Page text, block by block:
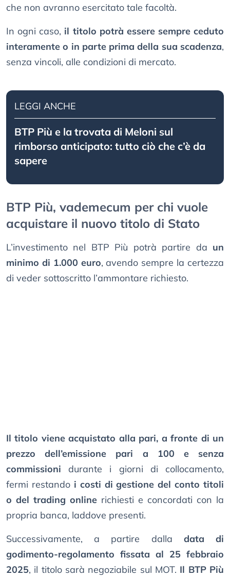
che non avranno esercitato tale facoltà.
In ogni caso, il titolo potrà essere sempre ceduto
interamente o in parte prima della sua scadenza,
senza vincoli, alle condizioni di mercato.
LEGGI ANCHE
BTP Più e la trovata di Meloni sul
rimborso anticipato: tutto ciò che c’è da
sapere
BTP Più, vademecum per chi vuole
acquistare il nuovo titolo di Stato
L’investimento nel BTP Più potrà partire da un
minimo di 1.000 euro, avendo sempre la certezza
di veder sottoscritto l’ammontare richiesto.
Il titolo viene acquistato alla pari, a fronte di un
prezzo dell’emissione pari a 100 e senza
commissioni durante i giorni di collocamento,
fermi restando i costi di gestione del conto titoli
o del trading online richiesti e concordati con la
propria banca, laddove presenti.
Successivamente, a partire dalla data di
godimento-regolamento fissata al 25 febbraio
2025, il titolo sarà negoziabile sul MOT. Il BTP Più